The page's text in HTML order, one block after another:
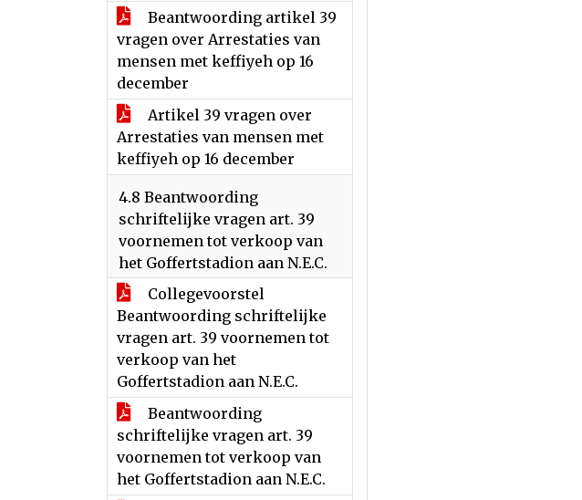
Beantwoording artikel 39
vragen over Arrestaties van
mensen met keffiyeh op 16
december
Artikel 39 vragen over
Arrestaties van mensen met
keffiyeh op 16 december
4.8 Beantwoording
schriftelijke vragen art. 39
voornemen tot verkoop van
het Goffertstadion aan N.E.C.
Collegevoorstel
Beantwoording schriftelijke
vragen art. 39 voornemen tot
verkoop van het
Goffertstadion aan N.E.C.
Beantwoording
schriftelijke vragen art. 39
voornemen tot verkoop van
het Goffertstadion aan N.E.C.